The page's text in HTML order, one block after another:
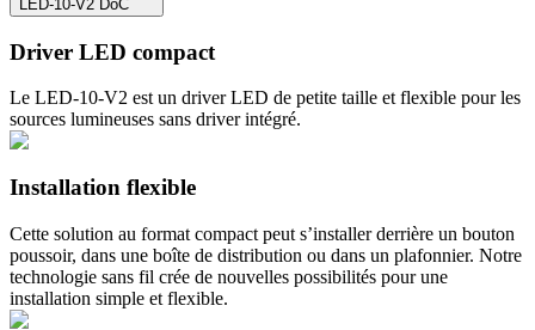
LED-10-V2 DoC
Driver LED compact
Le LED-10-V2 est un driver LED de petite taille et flexible pour les
sources lumineuses sans driver intégré.
Installation flexible
Cette solution au format compact peut s’installer derrière un bouton
poussoir, dans une boîte de distribution ou dans un plafonnier. Notre
technologie sans fil crée de nouvelles possibilités pour une
installation simple et flexible.